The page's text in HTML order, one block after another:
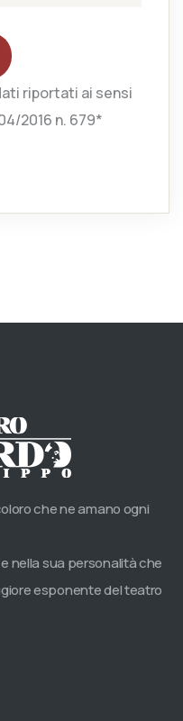
riportati ai sensi
2016 n. 679*
che ne amano ogni
nella sua personalità che
esponente del teatro